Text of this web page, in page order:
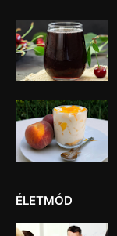
ÉLETMÓD